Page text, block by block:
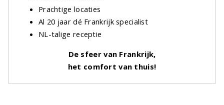
Prachtige locaties
Al 20 jaar dé Frankrijk specialist
NL-talige receptie
De sfeer van Frankrijk,
het comfort van thuis!